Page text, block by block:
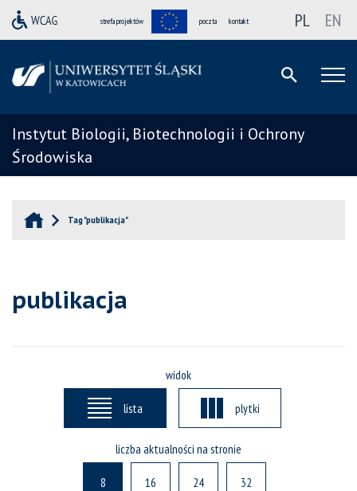
strefa projektów poczta kontakt PL EN
Instytut Biologii, Biotechnologii i Ochrony
Środowiska
Tag "publikacja"
publikacja
widok
lista plytki
liczba aktualności na stronie
8 16 24 32